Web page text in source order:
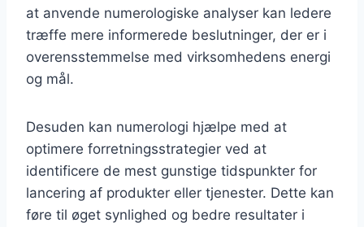
at anvende numerologiske analyser kan ledere
træffe mere informerede beslutninger, der er i
overensstemmelse med virksomhedens energi
og mål.
Desuden kan numerologi hjælpe med at
optimere forretningsstrategier ved at
identificere de mest gunstige tidspunkter for
lancering af produkter eller tjenester. Dette kan
føre til øget synlighed og bedre resultater i